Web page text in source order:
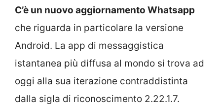
C’è un nuovo aggiornamento Whatsapp
che riguarda in particolare la versione
Android. La app di messaggistica
istantanea più diffusa al mondo si trova ad
oggi alla sua iterazione contraddistinta
dalla sigla di riconoscimento 2.22.1.7.